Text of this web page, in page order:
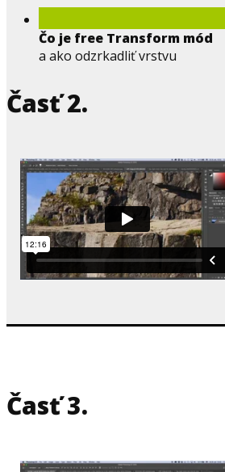
Čo je free Transform mód
a ako odzrkadliť vrstvu
Časť 2.
Časť 3.